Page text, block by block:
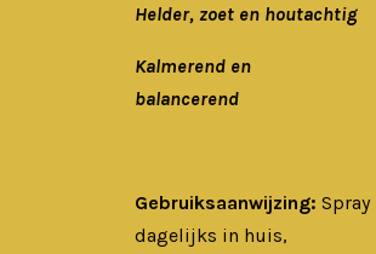
Helder, zoet en houtachtig
Kalmerend en
balancerend
Gebruiksaanwijzing: Spray
dagelijks in huis,